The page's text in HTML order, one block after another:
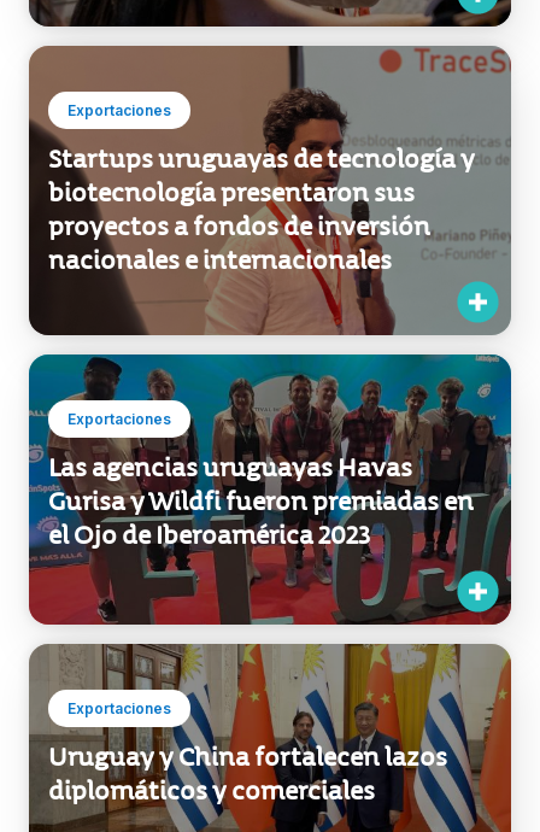
Exportaciones
Startups uruguayas de tecnología y
biotecnología presentaron sus
proyectos a fondos de inversión
nacionales e internacionales
Exportaciones
Las agencias uruguayas Havas
Gurisa y Wildfi fueron premiadas en
el Ojo de Iberoamérica 2023
Exportaciones
Uruguay y China fortalecen lazos
diplomáticos y comerciales